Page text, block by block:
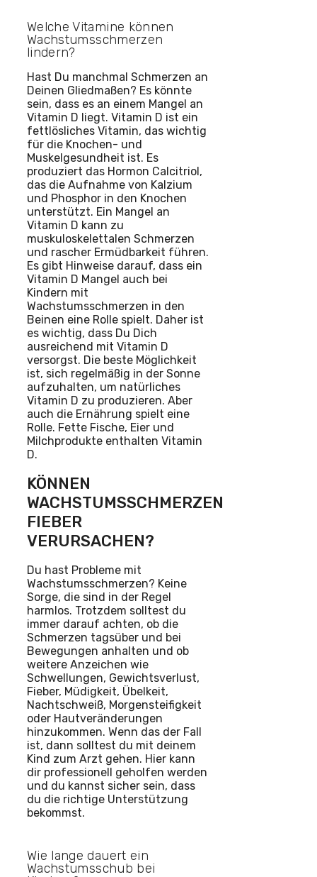
Welche Vitamine können
Wachstumsschmerzen
lindern?
Hast Du manchmal Schmerzen an
Deinen Gliedmaßen? Es könnte
sein, dass es an einem Mangel an
Vitamin D liegt. Vitamin D ist ein
fettlösliches Vitamin, das wichtig
für die Knochen- und
Muskelgesundheit ist. Es
produziert das Hormon Calcitriol,
das die Aufnahme von Kalzium
und Phosphor in den Knochen
unterstützt. Ein Mangel an
Vitamin D kann zu
muskuloskelettalen Schmerzen
und rascher Ermüdbarkeit führen.
Es gibt Hinweise darauf, dass ein
Vitamin D Mangel auch bei
Kindern mit
Wachstumsschmerzen in den
Beinen eine Rolle spielt. Daher ist
es wichtig, dass Du Dich
ausreichend mit Vitamin D
versorgst. Die beste Möglichkeit
ist, sich regelmäßig in der Sonne
aufzuhalten, um natürliches
Vitamin D zu produzieren. Aber
auch die Ernährung spielt eine
Rolle. Fette Fische, Eier und
Milchprodukte enthalten Vitamin
D.
KÖNNEN
WACHSTUMSSCHMERZEN
FIEBER
VERURSACHEN?
Du hast Probleme mit
Wachstumsschmerzen? Keine
Sorge, die sind in der Regel
harmlos. Trotzdem solltest du
immer darauf achten, ob die
Schmerzen tagsüber und bei
Bewegungen anhalten und ob
weitere Anzeichen wie
Schwellungen, Gewichtsverlust,
Fieber, Müdigkeit, Übelkeit,
Nachtschweiß, Morgensteifigkeit
oder Hautveränderungen
hinzukommen. Wenn das der Fall
ist, dann solltest du mit deinem
Kind zum Arzt gehen. Hier kann
dir professionell geholfen werden
und du kannst sicher sein, dass
du die richtige Unterstützung
bekommst.
Wie lange dauert ein
Wachstumsschub bei